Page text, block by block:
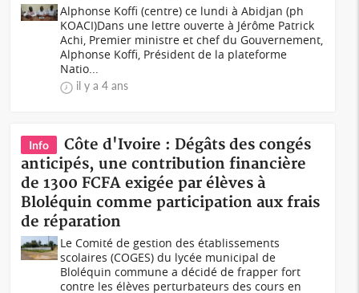
Alphonse Koffi (centre) ce lundi à Abidjan (ph
KOACI)Dans une lettre ouverte à Jérôme Patrick
Achi, Premier ministre et chef du Gouvernement,
Alphonse Koffi, Président de la plateforme
Natio...
il y a 4 ans
Info
Côte d'Ivoire : Dégâts des congés
anticipés, une contribution financière
de 1300 FCFA exigée par élèves à
Bloléquin comme participation aux frais
de réparation
Le Comité de gestion des établissements
scolaires (COGES) du lycée municipal de
Bloléquin commune a décidé de frapper fort
contre les élèves perturbateurs des cours en